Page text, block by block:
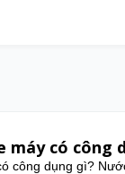
máy có công
công dụng gì?